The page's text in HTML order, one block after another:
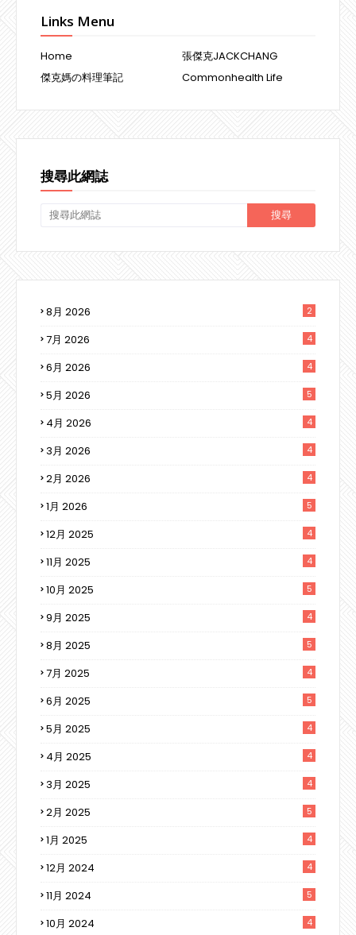
Links Menu
Home
張傑克JACKCHANG
傑克媽の料理筆記
Commonhealth Life
搜尋此網誌
8月 2026 2
7月 2026 4
6月 2026 4
5月 2026 5
4月 2026 4
3月 2026 4
2月 2026 4
1月 2026 5
12月 2025 4
11月 2025 4
10月 2025 5
9月 2025 4
8月 2025 5
7月 2025 4
6月 2025 5
5月 2025 4
4月 2025 4
3月 2025 4
2月 2025 5
1月 2025 4
12月 2024 4
11月 2024 5
10月 2024 4